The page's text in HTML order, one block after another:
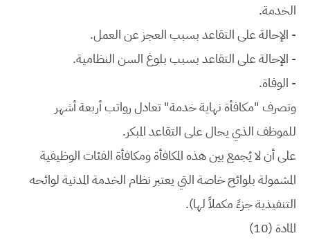
الخدمة.
- الإحالة على التقاعد بسبب العجز عن العمل.
- الإحالة على التقاعد بسبب بلوغ السن النظامية.
- الوفاة.
وتصرف "مكافأة نهاية خدمة" تعادل رواتب أربعة أشهر
للموظف الذي يحال على التقاعد المبكر.
على أن لا يُجمع بين هذه المكافأة ومكافأة الفئات الوظيفية
المشمولة بلوائح خاصة التي يعتبر نظام الخدمة المدنية لوائحه
التنفيذية جزءً مكملاً لها).
المادة (10)